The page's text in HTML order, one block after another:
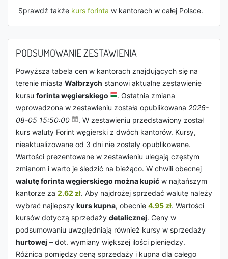
Sprawdź także kurs forinta w kantorach w całej Polsce.
PODSUMOWANIE ZESTAWIENIA
Powyższa tabela cen w kantorach znajdujących się na
terenie miasta Wałbrzych stanowi aktualne zestawienie
kursu forinta węgierskiego
. Ostatnia zmiana
wprowadzona w zestawieniu została opublikowana 2026-
08-05 15:50:00
. W zestawieniu przedstawiony został
kurs waluty Forint węgierski z dwóch kantorów. Kursy,
nieaktualizowane od 3 dni nie zostały opublikowane.
Wartości prezentowane w zestawieniu ulegają częstym
zmianom i warto je śledzić na bieżąco. W chwili obecnej
walutę forinta węgierskiego można kupić w najtańszym
kantorze za 2.62 zł. Aby najdrożej sprzedać walutę należy
wybrać najlepszy kurs kupna, obecnie 4.95 zł. Wartości
kursów dotyczą sprzedaży detalicznej. Ceny w
podsumowaniu uwzględniają również kursy w sprzedaży
hurtowej – dot. wymiany większej ilości pieniędzy.
Różnica pomiędzy ceną sprzedaży i kupna dla całego